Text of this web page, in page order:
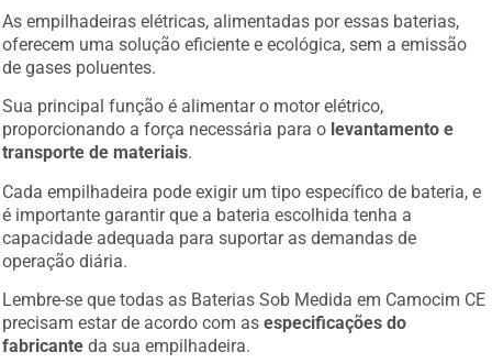
As empilhadeiras elétricas, alimentadas por essas baterias,
oferecem uma solução eficiente e ecológica, sem a emissão
de gases poluentes.
Sua principal função é alimentar o motor elétrico,
proporcionando a força necessária para o levantamento e
transporte de materiais
Cada empilhadeira pode exigir um tipo específico de bateria, e
é importante garantir que a bateria escolhida tenha a
capacidade adequada para suportar as demandas de
operação diária.
Lembre-se que todas as Baterias Sob Medida em Camocim CE
precisam estar de acordo com as especificações do
fabricante da sua empilhadeira.